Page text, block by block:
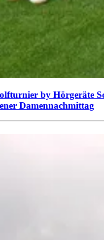
by Hörgeräte
Damennachmittag